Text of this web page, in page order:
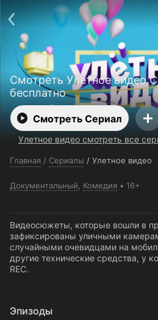
Смотреть Улетное видео
бесплатно
Смотреть Сериал
Улетное видео смотреть все
Главная / Сериалы / Улетное видео
Документальный Комедия 16+
Видеосюжеты, которые вошли в
зафиксированы уличными
случайными очевидцами на
другие технические средства, у
REC.
Эпизоды
support@24h.tv
О сервисе
Пользовательское
Политика конфиденциальности
Открыть приложение
Ввести
Установить на ТВ
Бесплатные